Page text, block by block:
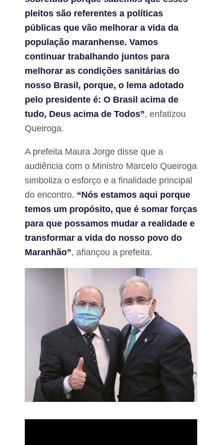
pleitos são referentes a políticas
públicas que vão melhorar a vida da
população maranhense. Vamos
continuar trabalhando juntos para
melhorar as condições sanitárias do
nosso Brasil, porque, o lema adotado
pelo presidente é: O Brasil acima de
tudo, Deus acima de Todos”, enfatizou
Queiroga.
A prefeita Maura Jorge disse que a
audiência com o Ministro Marcelo Queiroga
simboliza o esforço e a finalidade principal
do encontro. “Nós estamos aqui porque
temos um propósito, que é somar forças
para que possamos mudar a realidade e
transformar a vida do nosso povo do
Maranhão”, afiançou a prefeita.